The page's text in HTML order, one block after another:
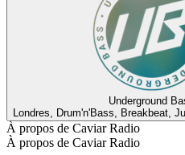
Underground
Londres, Drum'n'Bass, Breakbeat,
À propos de Caviar Radio
À propos de Caviar Radio